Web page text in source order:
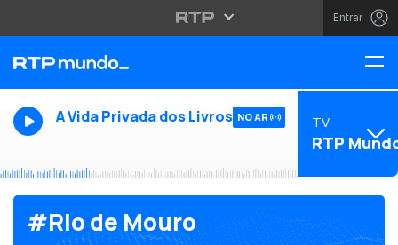
Entrar
A Vida Privada dos Livros NO AR TV
RTP
#Rio de Mouro